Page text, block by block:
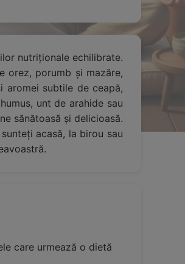
nutriționale echilibrate.
orez, porumb și mazăre,
aromei subtile de ceapă,
unt de arahide sau
sănătoasă și delicioasă.
acasă, la birou sau
care urmează o dietă